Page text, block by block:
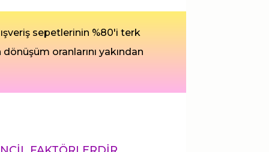
sepetlerinin %80'i terk
oranlarını yakından